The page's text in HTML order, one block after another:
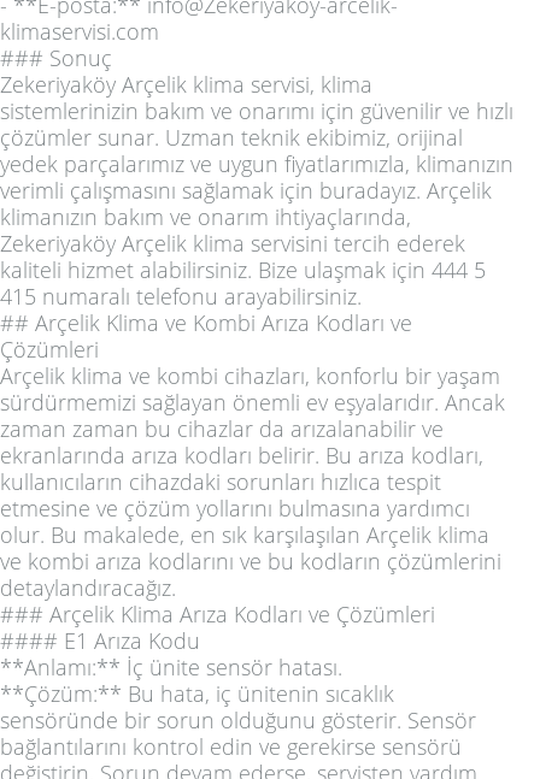
klimaservisi.com
### Sonuç
Zekeriyaköy Arçelik klima servisi, klima
sistemlerinizin bakım ve onarımı için güvenilir ve hızlı
çözümler sunar. Uzman teknik ekibimiz, orijinal
yedek parçalarımız ve uygun fiyatlarımızla, klimanızın
verimli çalışmasını sağlamak için buradayız. Arçelik
klimanızın bakım ve onarım ihtiyaçlarında,
Zekeriyaköy Arçelik klima servisini tercih ederek
kaliteli hizmet alabilirsiniz. Bize ulaşmak için 444 5
415 numaralı telefonu arayabilirsiniz.
## Arçelik Klima ve Kombi Arıza Kodları ve
Çözümleri
Arçelik klima ve kombi cihazları, konforlu bir yaşam
sürdürmemizi sağlayan önemli ev eşyalarıdır. Ancak
zaman zaman bu cihazlar da arızalanabilir ve
ekranlarında arıza kodları belirir. Bu arıza kodları,
kullanıcıların cihazdaki sorunları hızlıca tespit
etmesine ve çözüm yollarını bulmasına yardımcı
olur. Bu makalede, en sık karşılaşılan Arçelik klima
ve kombi arıza kodlarını ve bu kodların çözümlerini
detaylandıracağız.
### Arçelik Klima Arıza Kodları ve Çözümleri
#### E1 Arıza Kodu
**Anlamı:** İç ünite sensör hatası.
**Çözüm:** Bu hata, iç ünitenin sıcaklık
sensöründe bir sorun olduğunu gösterir. Sensör
bağlantılarını kontrol edin ve gerekirse sensörü
değiştirin. Sorun devam ederse, servisten yardım